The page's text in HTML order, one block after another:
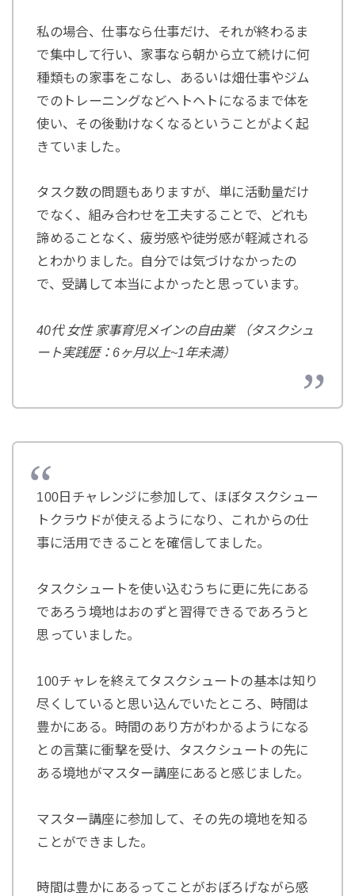
私の場合、仕事なら仕事だけ、それが終わるま
で集中して行い、家事なら朝から立て続けに何
種類もの家事をこなし、あるいは畑仕事やジム
でのトレーニングなどヘトヘトになるまで体を
使い、その後動けなくなるということがよく起
きていました。
タスク数の問題もありますが、単に活動量だけ
でなく、組み合わせを工夫することで、どれも
諦めることなく、疲労感や徒労感が軽減される
とわかりました。自分では気づけなかったの
で、受講して本当によかったと思っています。
40代 女性 家事育児メインの自由業 （タスクシュ
ート実践歴：6ヶ月以上~1年未満）
100日チャレンジに参加して、ほぼタスクシュー
トクラウドが使えるようになり、これからの仕
事に活用できることを確信してました。
タスクシュートを使い込むうちに更に先にある
であろう境地はおのずと習得できるであろうと
思っていました。
100チャレを終えてタスクシュートの基本は知り
尽くしていると思い込んでいたところ、時間は
豊かにある。時間のあり方がわかるようになる
との言葉に衝撃を受け、タスクシュートの先に
ある境地がマスター講座にあると感じました。
マスター講座に参加して、その先の境地を知る
ことができました。
時間は豊かにあるってことがおぼろげながら感